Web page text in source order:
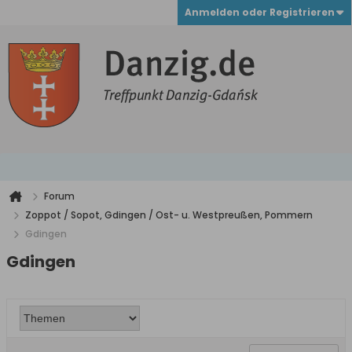
Anmelden oder Registrieren
Forum
Zoppot / Sopot, Gdingen / Ost- u. Westpreußen, Pommern
Gdingen
Gdingen